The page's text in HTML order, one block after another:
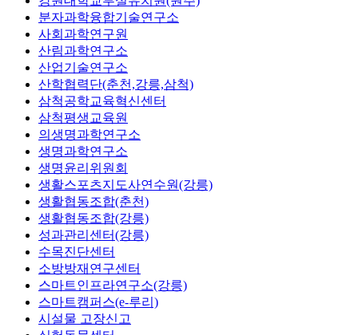
강원대학교부설유치원(원주)
분자과학융합기술연구소
사회과학연구원
산림과학연구소
산업기술연구소
산학협력단(춘천,강릉,삼척)
삼척공학교육혁신센터
삼척평생교육원
의생명과학연구소
생명과학연구소
생명윤리위원회
생활스포츠지도사연수원(강릉)
생활협동조합(춘천)
생활협동조합(강릉)
성과관리센터(강릉)
수목진단센터
소방방재연구센터
스마트인프라연구소(강릉)
스마트캠퍼스(e-루리)
시설물 고장신고